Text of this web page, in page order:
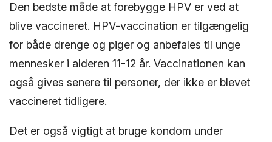
Den bedste måde at forebygge HPV er ved at
blive vaccineret. HPV-vaccination er tilgængelig
for både drenge og piger og anbefales til unge
mennesker i alderen 11-12 år. Vaccinationen kan
også gives senere til personer, der ikke er blevet
vaccineret tidligere.
Det er også vigtigt at bruge kondom under